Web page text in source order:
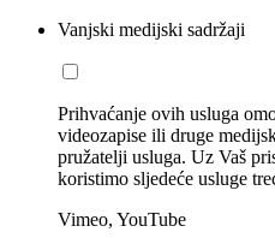
Vanjski medijski sadržaji
Prihvaćanje ovih usluga
videozapise ili druge
pružatelji usluga. Uz Vaš
koristimo sljedeće usluge
Vimeo, YouTube